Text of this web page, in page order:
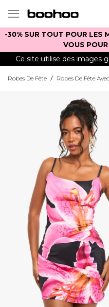
-30% SUR TOUT POUR LES
VOUS
Ce site utilise des images
Robes De Fête / Robes De Fête